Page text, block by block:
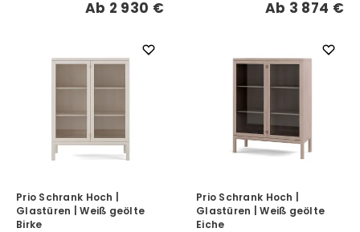
Ab 2 930 € Ab 3 874 €
Prio Schrank Hoch |
Glastüren | Weiß geölte
Birke
Prio Schrank Hoch |
Glastüren | Weiß geölte
Eiche